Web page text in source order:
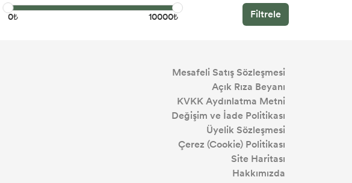
0₺ 10000₺ Filtrele
Mesafeli Satış Sözleşmesi
Açık Rıza Beyanı
KVKK Aydınlatma Metni
Değişim ve İade Politikası
Üyelik Sözleşmesi
Çerez (Cookie) Politikası
Site Haritası
Hakkımızda